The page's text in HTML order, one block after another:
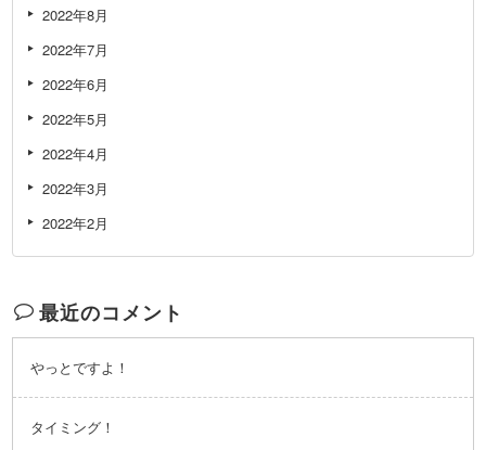
2022年8月
2022年7月
2022年6月
2022年5月
2022年4月
2022年3月
2022年2月
最近のコメント
やっとですよ！
タイミング！